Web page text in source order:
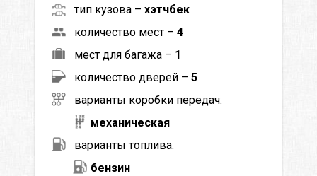
тип кузова – хэтчбек
количество мест – 4
мест для багажа – 1
количество дверей – 5
варианты коробки передач:
механическая
варианты топлива:
бензин